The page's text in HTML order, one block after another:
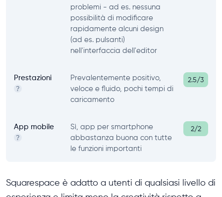
problemi - ad es. nessuna
possibilità di modificare
rapidamente alcuni design
(ad es. pulsanti)
nell'interfaccia dell'editor
Prestazioni
?
Prevalentemente positivo,
veloce e fluido, pochi tempi di
caricamento
2.5/3
App mobile
?
Sì, app per smartphone
abbastanza buona con tutte
le funzioni importanti
2/2
Squarespace è adatto a utenti di qualsiasi livello di